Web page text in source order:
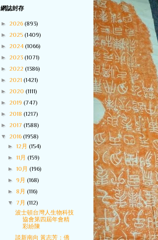
網誌封存
► 2026 (893)
► 2025 (1409)
► 2024 (1066)
► 2023 (1071)
► 2022 (1386)
► 2021 (1421)
► 2020 (1111)
► 2019 (747)
► 2018 (1217)
► 2017 (1588)
▼ 2016 (1958)
►12月(154)
►11月(159)
►10月(196)
►9月(168)
► 8月(116)
▼ 7月(112)
波士頓台灣人生物科技
協會第四屆年會精
彩紛陳
談新南向 黃志芳：僑